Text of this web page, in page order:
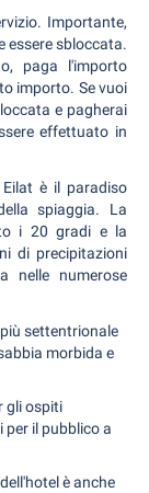
Importante,
essere sbloccata.
paga l'importo
importo. Se vuoi
e pagherai
effettuato in
è il paradiso
spiaggia. La
i 20 gradi e la
di precipitazioni
nelle numerose
settentrionale
morbida e
gli ospiti
per il pubblico a
è anche